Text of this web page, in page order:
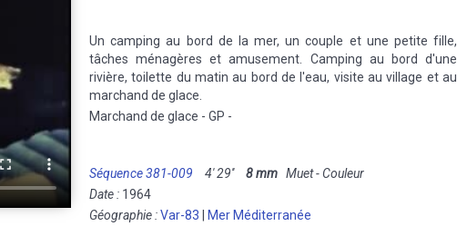
Un camping au bord de la mer, un couple et une petite fille,
tâches ménagères et amusement. Camping au bord d'une
rivière, toilette du matin au bord de l'eau, visite au village et au
marchand de glace.
Marchand de glace - GP -
Séquence 381-009 4' 29'' 8 mm Muet - Couleur
Date : 1964
Géographie :Var-83 Mer Méditerranée